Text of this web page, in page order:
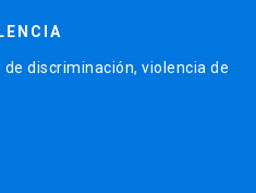
discriminación, violencia de